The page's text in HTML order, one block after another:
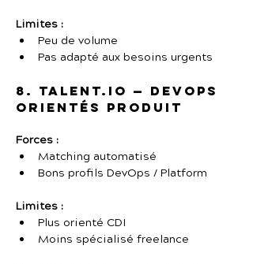
Limites :
Peu de volume
Pas adapté aux besoins urgents
8. Talent.io — DevOps
orientés produit
Forces :
Matching automatisé
Bons profils DevOps / Platform
Limites :
Plus orienté CDI
Moins spécialisé freelance